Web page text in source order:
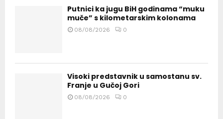
Putnici ka jugu BiH godinama “muku
muče” s kilometarskim kolonama
08/08/2026 0
Visoki predstavnik u samostanu sv.
Franje u Gučoj Gori
08/08/2026 0